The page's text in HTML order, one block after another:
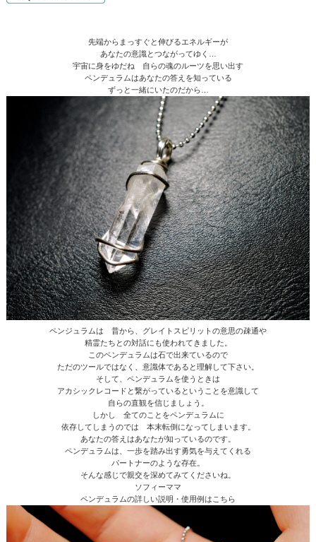
先端からまっすぐと伸びるエネルギーが
あなたの意識とつながってゆく…
宇宙に身をゆだね 自らの魂のルーツを思い出す
ペンデュラムはあなたの答えを知っている
ずっと一緒にいたのだから…
ペンジュラムは 昔から、グレイトスピリットの意思の疎通や
精霊たちとの対話にも使われてきました。
このペンデュラムは石で出来ているので
ただのツールではなく、意識体であると理解して下さい。
そして、ペンデュラムを使うときは
アカシックレコードと繋がっているということを意識して
自らの直観を信じましょう。
しかし 全てのことをペンデュラムに
依存してしまうのでは 本末転倒になってしまいます。
あなたの答えはあなたが知っているのです。
ペンデュラムは、一歩を踏み出す勇気を与えてくれる
パートナーのような存在。
そんな感じで親交を深めてみてくださいね。
ソフィーママ
ペンデュラムの詳しい説明・使用例はこちら